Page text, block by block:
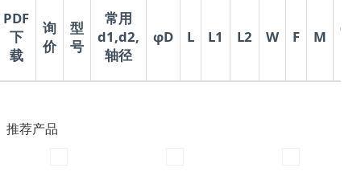
PDF
下
载
询
价
型
号
常用
d1,d2,
轴径
φD L L1 L2 W F M
(N.
推荐产品